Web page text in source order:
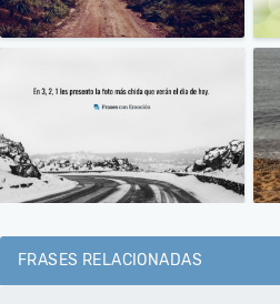
FRASES RELACIONADAS